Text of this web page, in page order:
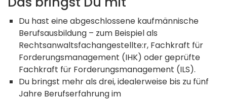
Du hast eine abgeschlossene kaufmännische
Berufsausbildung – zum Beispiel als
Rechtsanwaltsfachangestellte:r, Fachkraft für
Forderungsmanagement (IHK) oder geprüfte
Fachkraft für Forderungsmanagement (ILS).
Du bringst mehr als drei, idealerweise bis zu fünf
Jahre Berufserfahrung im